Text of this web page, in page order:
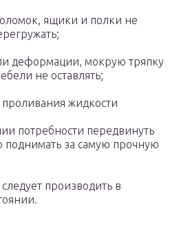
ящики и полки не
деформации, мокрую тряпку
не оставлять;
жидкости
потребности передвинуть
за самую прочную
производить в